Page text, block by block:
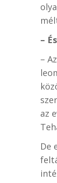
–
–
az
De